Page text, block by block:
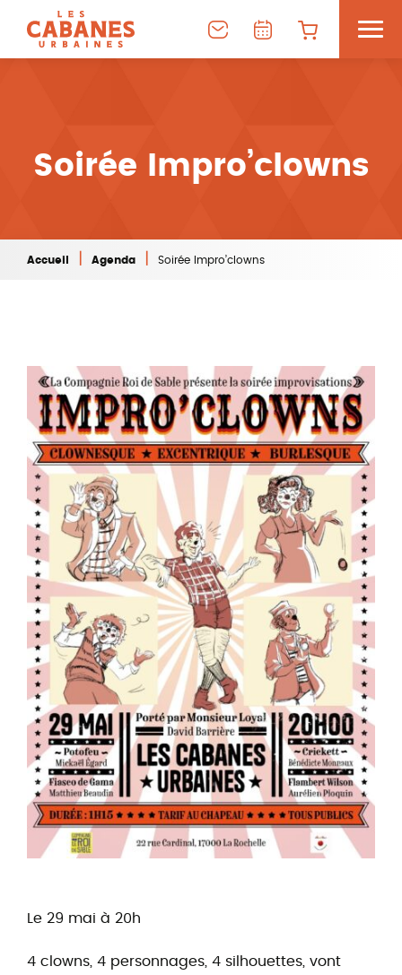
Soirée Impro’clowns
Accueil Agenda Soirée Impro’clowns
Le 29 mai à 20h
4 clowns, 4 personnages, 4 silhouettes, vont